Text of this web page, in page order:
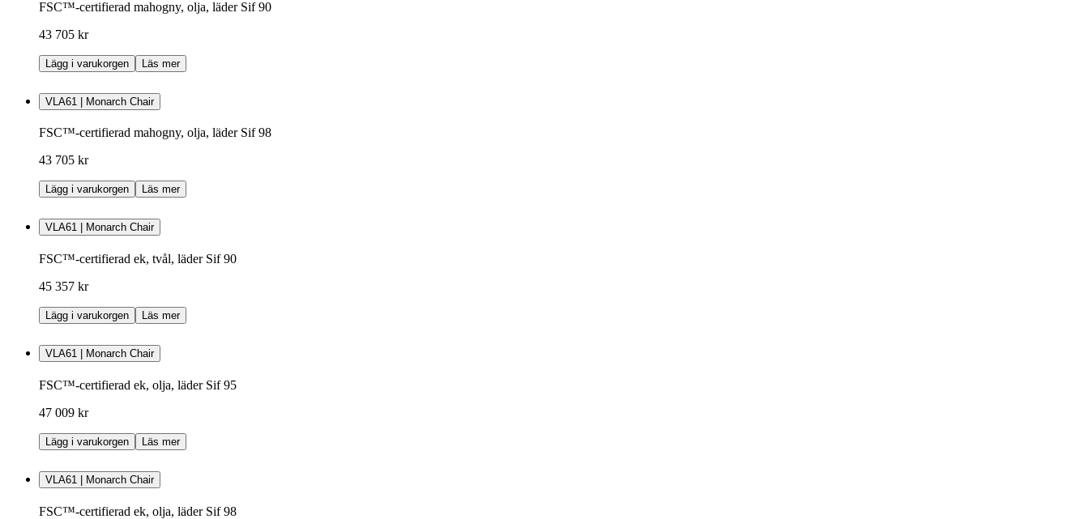
FSC™-certifierad mahogny, olja, läder Sif 90
43 705 kr
Lägg i varukorgen Läs mer
VLA61 | Monarch Chair
FSC™-certifierad mahogny, olja, läder Sif 98
43 705 kr
Lägg i varukorgen Läs mer
VLA61 | Monarch Chair
FSC™-certifierad ek, tvål, läder Sif 90
45 357 kr
Lägg i varukorgen Läs mer
VLA61 | Monarch Chair
FSC™-certifierad ek, olja, läder Sif 95
47 009 kr
Lägg i varukorgen Läs mer
VLA61 | Monarch Chair
FSC™-certifierad ek, olja, läder Sif 98